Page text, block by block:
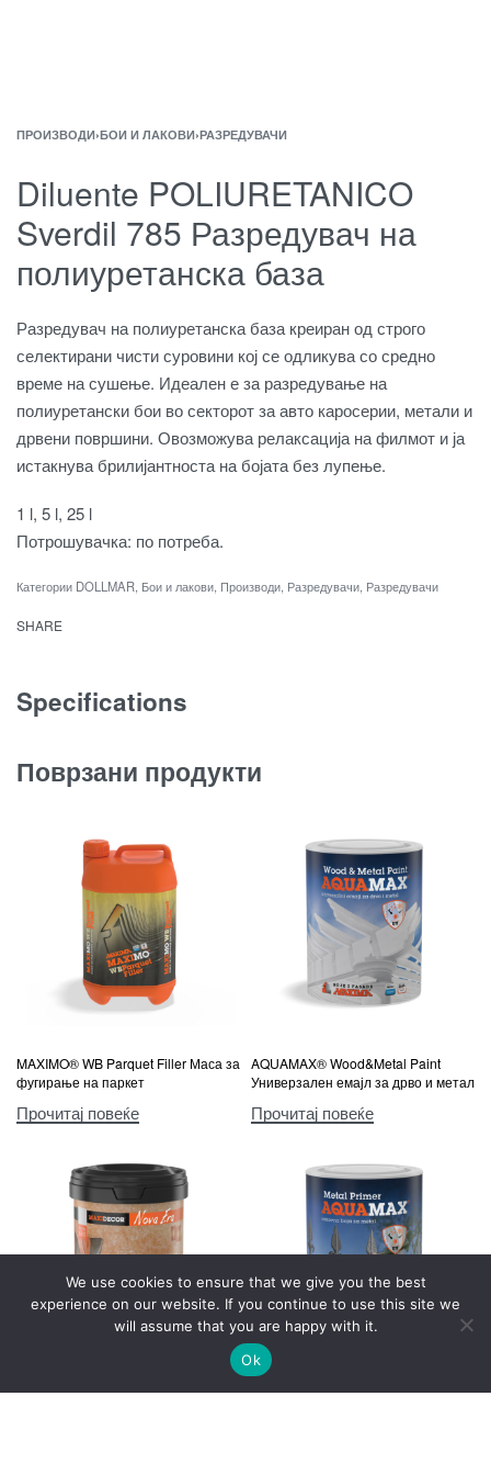
ПРОИЗВОДИ›БОИ И ЛАКОВИ›РАЗРЕДУВАЧИ
Diluente POLIURETANICO
Sverdil 785 Разредувач на
полиуретанска база
Разредувач на полиуретанска база креиран од строго
селектирани чисти суровини кој се одликува со средно
време на сушење. Идеален е за разредување на
полиуретански бои во секторот за авто каросерии, метали и
дрвени површини. Овозможува релаксација на филмот и ја
истакнува брилијантноста на бојата без лупење.
1 l, 5 l, 25 l
Потрошувачка: по потреба.
Категории DOLLMAR Бои и лакови Производи Разредувачи Разредувачи
SHARE
Specifications
Поврзани продукти
MAXIMO® WB Parquet Filler Маса за
фугирање на паркет
Прочитај повеќе
AQUAMAX® Wood&Metal Paint
Универзален емајл за дрво и метал
Прочитај повеќе
We use cookies to ensure that we give you the best
experience on our website. If you continue to use this site we
will assume that you are happy with it.
Ok